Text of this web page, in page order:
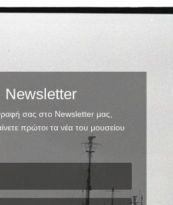
Newsletter
σας στο Newsletter μας,
πρώτοι τα νέα του μουσείου